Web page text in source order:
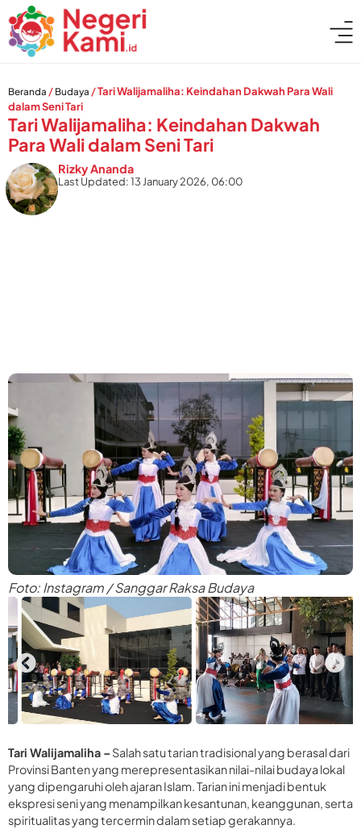
Beranda / Budaya /Tari Walijamaliha: Keindahan Dakwah Para Wali
dalam Seni Tari
Tari Walijamaliha: Keindahan Dakwah
Para Wali dalam Seni Tari
Rizky Ananda
Last Updated: 13 January 2026, 06:00
Foto: Instagram / Sanggar Raksa Budaya
Tari Walijamaliha –Salah satu tarian tradisional yang berasal dari
Provinsi Banten yang merepresentasikan nilai-nilai budaya lokal
yang dipengaruhi oleh ajaran Islam. Tarian ini menjadi bentuk
ekspresi seni yang menampilkan kesantunan, keanggunan, serta
spiritualitas yang tercermin dalam setiap gerakannya.